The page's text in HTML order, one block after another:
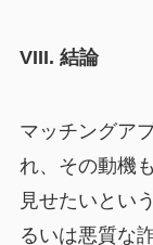
VIII. 結論
マッチングア
れ、その動機
見せたいとい
るいは悪質な